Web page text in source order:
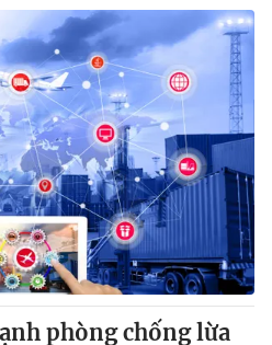
phòng chống lừa